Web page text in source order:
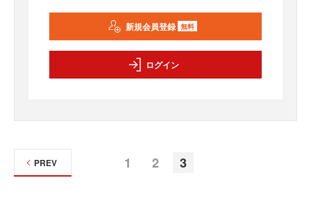
新規会員登録 無料
ログイン
1 2 3
PREV